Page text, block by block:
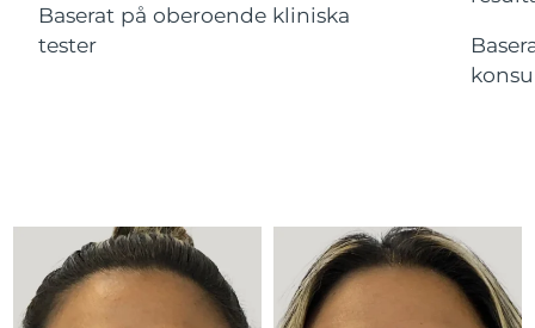
Baserat på oberoende kliniska
tester
Kazakstan 8/14/26
Litauen Förväntad leverans8/12/26